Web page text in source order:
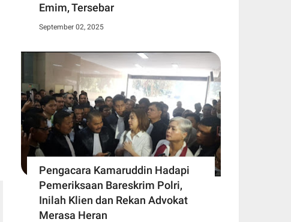
Emim, Tersebar
September 02, 2025
Pengacara Kamaruddin Hadapi
Pemeriksaan Bareskrim Polri,
Inilah Klien dan Rekan Advokat
Merasa Heran